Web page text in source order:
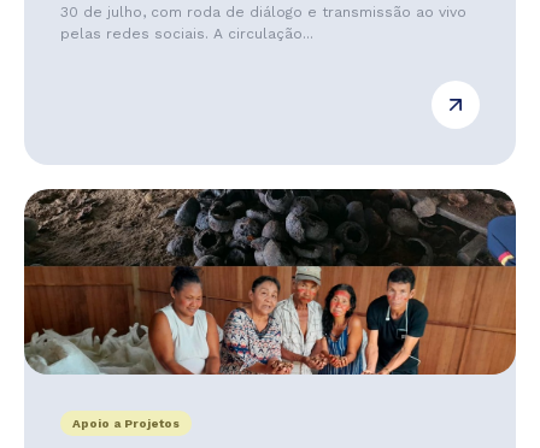
30 de julho, com roda de diálogo e transmissão ao vivo
pelas redes sociais. A circulação...
Apoio a Projetos